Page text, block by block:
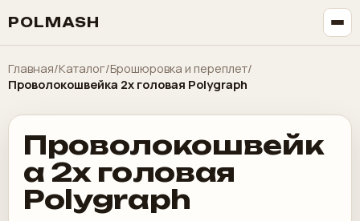
POLMASH
Главная/Каталог/Брошюровка и переплет/
Проволокошвейка 2х головая Polygraph
Проволокошвейк
а 2х головая
Polygraph